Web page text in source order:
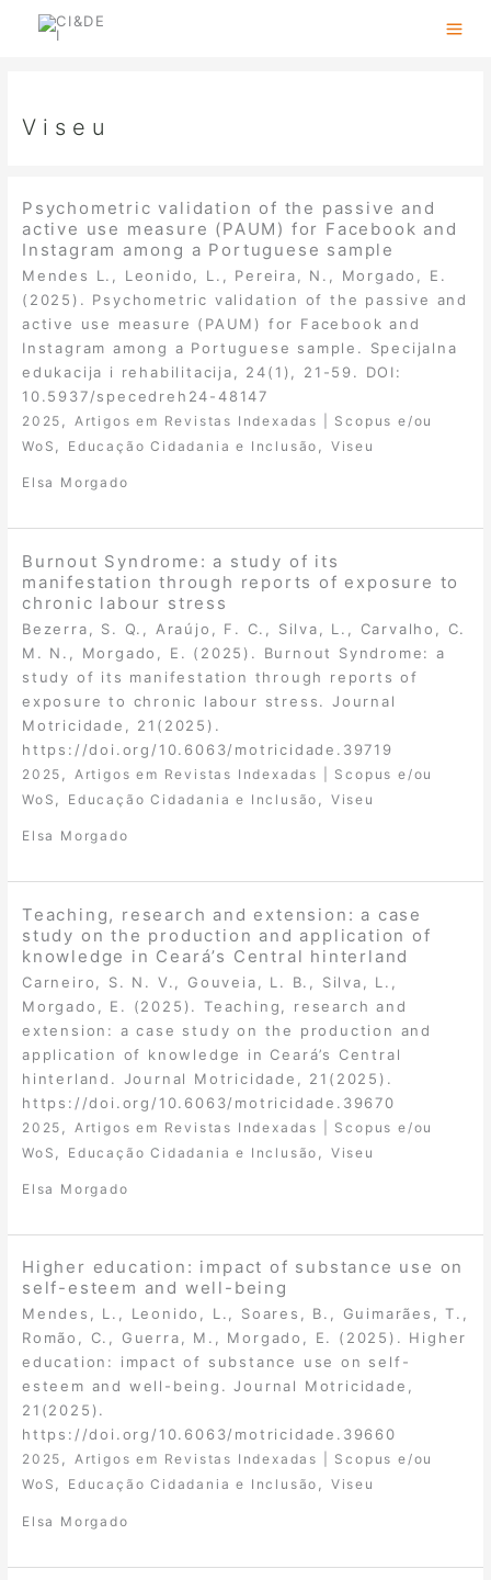
Viseu
Psychometric validation of the passive and
active use measure (PAUM) for Facebook and
Instagram among a Portuguese sample
Mendes L., Leonido, L., Pereira, N., Morgado, E.
(2025). Psychometric validation of the passive and
active use measure (PAUM) for Facebook and
Instagram among a Portuguese sample. Specijalna
edukacija i rehabilitacija, 24(1), 21-59. DOI:
10.5937/specedreh24-48147
2025
Artigos em Revistas Indexadas | Scopus e/ou
WoS
Educação Cidadania e Inclusão Viseu
Elsa Morgado
Burnout Syndrome: a study of its
manifestation through reports of exposure to
chronic labour stress
Bezerra, S. Q., Araújo, F. C., Silva, L., Carvalho, C.
M. N., Morgado, E. (2025). Burnout Syndrome: a
study of its manifestation through reports of
exposure to chronic labour stress. Journal
Motricidade, 21(2025).
https://doi.org/10.6063/motricidade.39719
2025
Artigos em Revistas Indexadas | Scopus e/ou
WoS
Educação Cidadania e Inclusão Viseu
Elsa Morgado
Teaching, research and extension: a case
study on the production and application of
knowledge in Ceará’s Central hinterland
Carneiro, S. N. V., Gouveia, L. B., Silva, L.,
Morgado, E. (2025). Teaching, research and
extension: a case study on the production and
application of knowledge in Ceará’s Central
hinterland. Journal Motricidade, 21(2025).
https://doi.org/10.6063/motricidade.39670
2025
Artigos em Revistas Indexadas | Scopus e/ou
WoS
Educação Cidadania e Inclusão Viseu
Elsa Morgado
Higher education: impact of substance use on
self-esteem and well-being
Mendes, L., Leonido, L., Soares, B., Guimarães, T.,
Romão, C., Guerra, M., Morgado, E. (2025). Higher
education: impact of substance use on self-
esteem and well-being. Journal Motricidade,
21(2025).
https://doi.org/10.6063/motricidade.39660
2025 , Artigos em Revistas Indexadas | Scopus e/ou
WoS , Educação Cidadania e Inclusão , Viseu
Elsa Morgado